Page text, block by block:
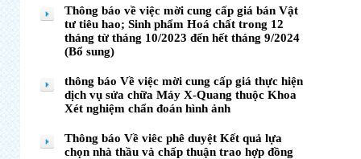
Thông báo về việc mời cung cấp giá bán Vật
tư tiêu hao; Sinh phẩm Hoá chất trong 12
tháng từ tháng 10/2023 đến hết tháng 9/2024
(Bổ sung)
thông báo Về việc mời cung cấp giá thực hiện
dịch vụ sửa chữa Máy X-Quang thuộc Khoa
Xét nghiệm chẩn đoán hình ảnh
Thông báo Về viêc phê duyệt Kết quả lựa
chọn nhà thầu và chấp thuận trao hợp đồng